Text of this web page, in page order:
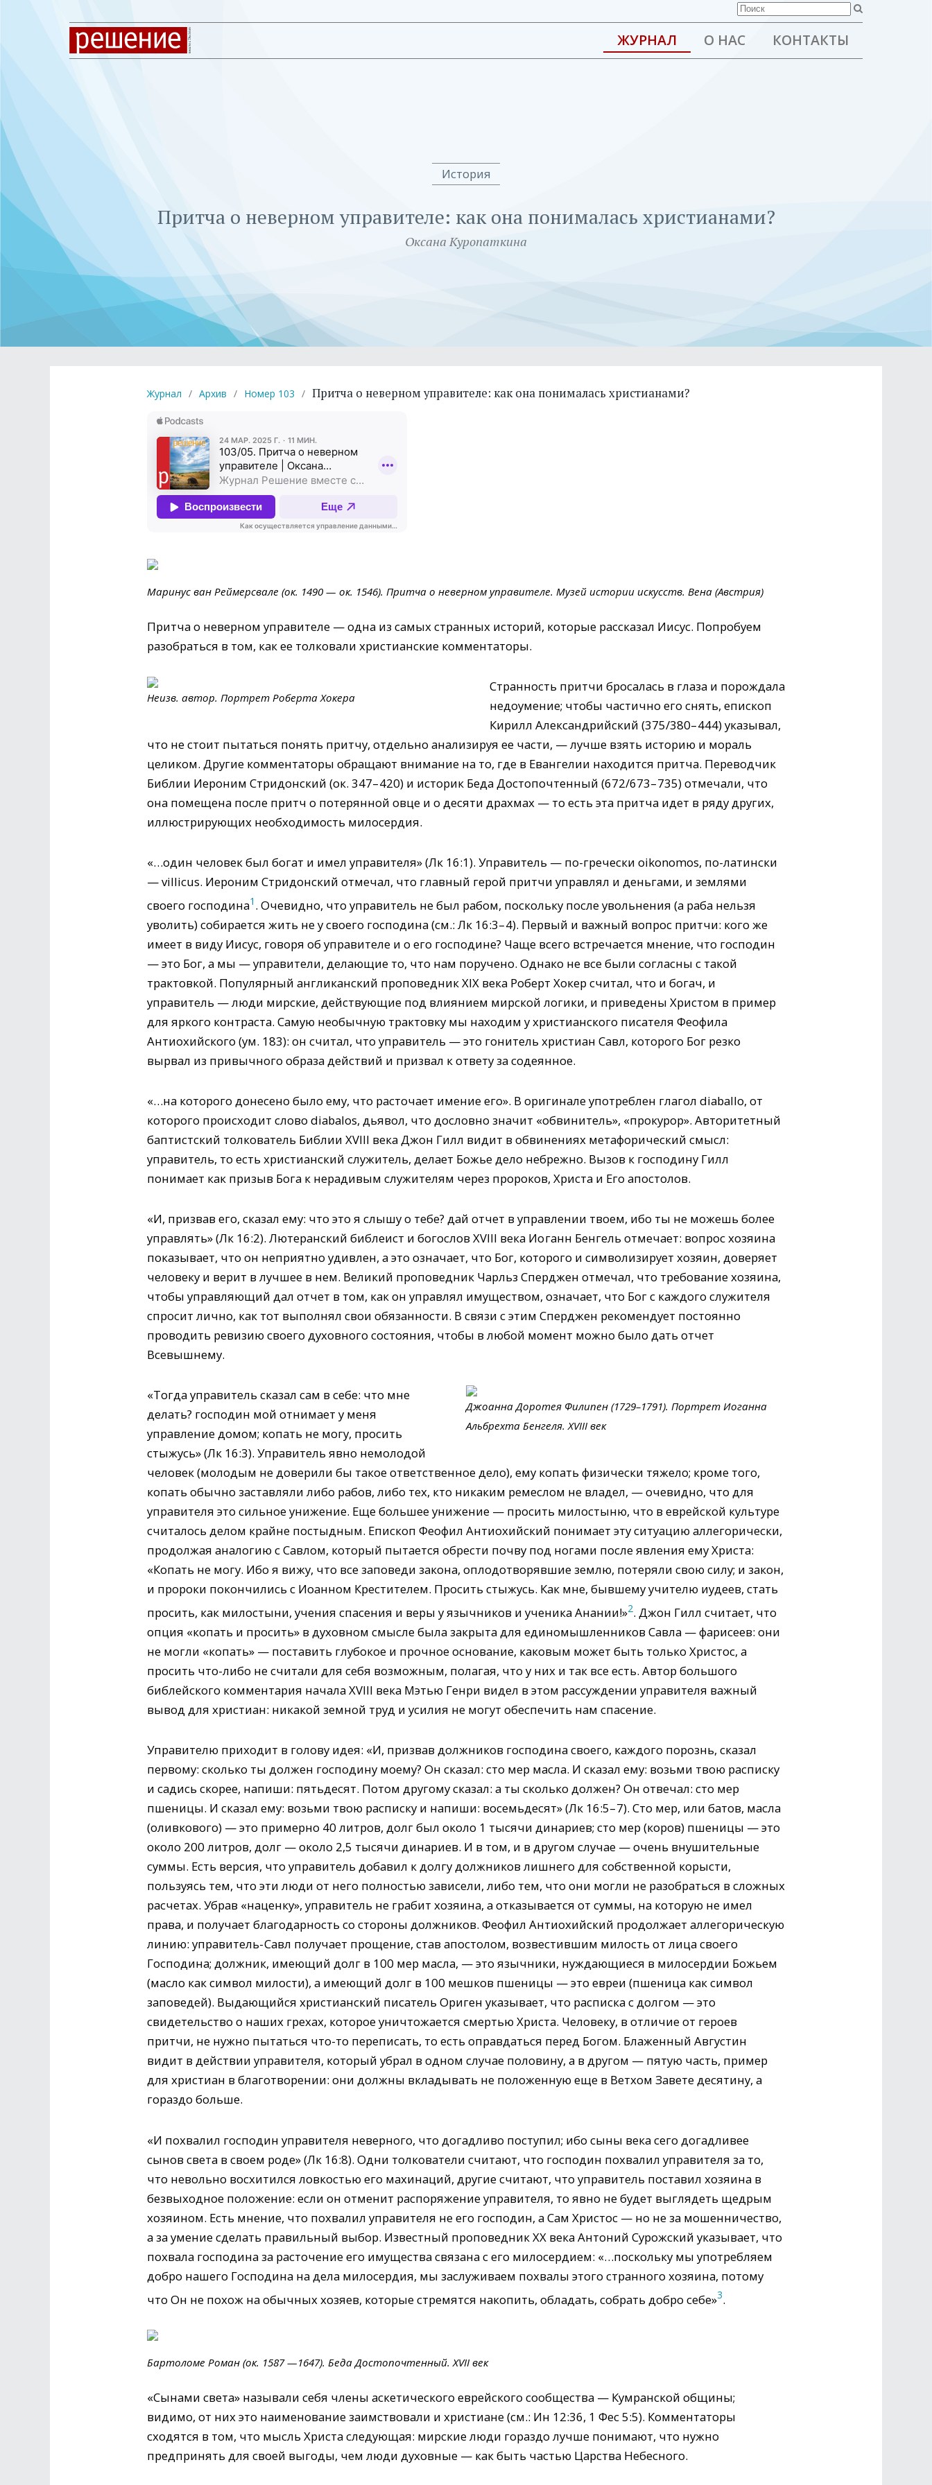
ЖУРНАЛ О НАС КОНТАКТЫ
История
Притча о неверном управителе: как она понималась христианами?
Оксана Куропаткина
Журнал / Архив / Номер 103 / Притча о неверном управителе: как она понималась христианами?
Маринус ван Реймерсвале (ок. 1490 — ок. 1546). Притча о неверном управителе. Музей истории искусств. Вена (Австрия)
Притча о неверном управителе — одна из самых странных историй, которые рассказал Иисус. Попробуем
разобраться в том, как ее толковали христианские комментаторы.
Неизв. автор. Портрет Роберта Хокера
Странность притчи бросалась в глаза и порождала
недоумение; чтобы частично его снять, епископ
Кирилл Александрийский (375/380– 444) указывал,
что не стоит пытаться понять притчу, отдельно анализируя ее части, — лучше взять историю и мораль
целиком. Другие комментаторы обращают внимание на то, где в Евангелии находится притча. Переводчик
Библии Иероним Стридонский (ок. 347– 420) и историк Беда Достопочтенный (672/673– 735) отмечали, что
она помещена после притч о потерянной овце и о десяти драхмах — то есть эта притча идет в ряду других,
иллюстрирующих необходимость милосердия.
«…один человек был богат и имел управителя» (Лк 16:1). Управитель — по-гречески oikonomos, по-латински
— villicus. Иероним Стридонский отмечал, что главный герой притчи управлял и деньгами, и землями
своего господина1 . Очевидно, что управитель не был рабом, поскольку после увольнения (а раба нельзя
уволить) собирается жить не у своего господина (см.: Лк 16:3– 4). Первый и важный вопрос притчи: кого же
имеет в виду Иисус, говоря об управителе и о его гос­подине? Чаще всего встречается мнение, что господин
— это Бог, а мы — управители, делающие то, что нам поручено. Однако не все были согласны с такой
трактовкой. Популярный англиканский проповедник XIX века Роберт Хокер считал, что и богач, и
управитель — люди мирские, действующие под влиянием мирской логики, и приведены Христом в пример
для яркого контраста. Самую необычную трактовку мы находим у христианского писателя Феофила
Антиохийского (ум. 183): он считал, что управитель — это гонитель христиан Савл, которого Бог резко
вырвал из привычного образа действий и призвал к ответу за содеянное.
«…на которого донесено было ему, что расточает имение его». В оригинале употреблен глагол diaballo, от
которого происходит слово diabalos, дьявол, что дословно значит «обвинитель», «прокурор». Авторитетный
баптистский толкователь Библии XVIII века Джон Гилл видит в обвинениях метафорический смысл:
управитель, то есть христианский служитель, делает Божье дело небрежно. Вызов к господину Гилл
понимает как призыв Бога к нерадивым служителям через пророков, Христа и Его апостолов.
«И, призвав его, сказал ему: что это я слышу о тебе? дай отчет в управлении твоем, ибо ты не можешь более
управлять» (Лк 16:2). Лютеранский библеист и богослов XVIII века Ио ганн Бенгель отмечает: вопрос хозяина
показывает, что он неприятно удивлен, а это означает, что Бог, которого и символизирует хозяин, доверяет
человеку и верит в лучшее в нем. Великий проповедник Чарльз Сперджен отмечал, что требование хозяина,
чтобы управляющий дал отчет в том, как он управлял имуществом, означает, что Бог с каждого служителя
спросит лично, как тот выполнял свои обязанности. В связи с этим Сперджен рекомендует постоянно
проводить ревизию своего духовного состояния, чтобы в любой момент можно было дать отчет
Всевышнему.
Джоанна Доротея Филипен (1729–1791). Портрет Иоганна
Альбрехта Бенгеля. XVIII век
«Тогда управитель сказал сам в себе: что мне
делать? господин мой отнимает у меня
управление домом; копать не могу, просить
стыжусь» (Лк 16:3). Управитель явно немолодой
человек (молодым не доверили бы такое ответственное дело), ему копать физически тяжело; кроме того,
копать обычно заставляли либо рабов, либо тех, кто никаким ремеслом не владел, — очевидно, что для
управителя это сильное унижение. Еще большее унижение — просить милостыню, что в еврейской культуре
считалось делом крайне постыдным. Епископ Феофил Антиохийский понимает эту ситуацию аллегорически,
продолжая аналогию с Савлом, который пытается обрести почву под ногами после явления ему Христа:
«Копать не могу. Ибо я вижу, что все заповеди закона, оплодотворявшие землю, потеряли свою силу; и закон,
и пророки покончились с Иоанном Крестителем. Просить стыжусь. Как мне, бывшему учителю иудеев, стать
просить, как милостыни, учения спасения и веры у язычников и ученика Анании!»2. Джон Гилл считает, что
опция «копать и просить» в духовном смысле была закрыта для единомышленников Савла — фарисеев: они
не могли «копать» — поставить глубокое и прочное основание, каковым может быть только Христос, а
просить что-либо не считали для себя возможным, полагая, что у них и так все есть. Автор большого
библейского комментария начала XVIII века Мэтью Генри видел в этом рассуждении управителя важный
вывод для христиан: никакой земной труд и усилия не могут обеспечить нам спасение.
Управителю приходит в голову идея: «И, призвав должников господина своего, каждого порознь, сказал
первому: сколько ты должен господину моему? Он сказал: сто мер масла. И сказал ему: возьми твою расписку
и садись скорее, напиши: пятьдесят. Потом другому сказал: а ты сколько должен? Он отвечал: сто мер
пшеницы. И сказал ему: возьми твою расписку и напиши: восемьдесят» (Лк 16:5– 7). Сто мер, или батов, масла
(оливкового) — это примерно 40 литров, долг был около 1 тысячи динариев; сто мер (коров) пшеницы — это
около 200 литров, долг — около 2,5 тысячи динариев. И в том, и в другом случае — очень внушительные
суммы. Есть версия, что управитель добавил к долгу должников лишнего для собственной корысти,
пользуясь тем, что эти люди от него полностью зависели, либо тем, что они могли не разобраться в сложных
расчетах. Убрав «наценку», управитель не грабит хозяина, а отказывается от суммы, на которую не имел
права, и получает благодарность со стороны должников. Феофил Антиохийский продолжает аллегорическую
линию: управитель- Савл получает прощение, став апостолом, возвестившим милость от лица своего
Господина; должник, имеющий долг в 100 мер масла, — это язычники, нуждающиеся в милосердии Божьем
(масло как символ милости), а имеющий долг в 100 мешков пшеницы — это евреи (пшеница как символ
заповедей). Выдающийся христианский писатель Ориген указывает, что расписка с долгом — это
свидетельство о наших грехах, которое уничтожается смертью Христа. Человеку, в отличие от героев
притчи, не нужно пытаться что-то переписать, то есть оправдаться перед Богом. Блаженный Августин
видит в действии управителя, который убрал в одном случае половину, а в другом — пятую часть, пример
для христиан в благотворении: они должны вкладывать не положенную еще в Ветхом Завете десятину, а
гораздо больше.
«И похвалил господин управителя неверного, что догадливо поступил; ибо сыны века сего догадливее
сынов света в своем роде» (Лк 16:8). Одни толкователи считают, что господин похвалил управителя за то,
что невольно восхитился ловкостью его махинаций, другие считают, что управитель поставил хозяина в
безвыходное положение: если он отменит распоряжение управителя, то явно не будет выглядеть щедрым
хозяином. Есть мнение, что похвалил управителя не его господин, а Сам Христос — но не за мошенничество,
а за умение сделать правильный выбор. Известный проповедник XX века Антоний Сурожский указывает, что
похвала господина за расточение его имущества связана с его милосердием: «…поскольку мы употребляем
добро нашего Господина на дела милосердия, мы заслуживаем похвалы этого странного хозяина, потому
что Он не похож на обычных хозяев, которые стремятся накопить, обладать, собрать добро себе»3.
Бартоломе Роман (ок. 1587 —1647). Беда Достопочтенный. XVII век
«Сынами света» называли себя члены аскетического еврейского сообщества — Кумранской общины;
видимо, от них это наименование заимствовали и христиане (см.: Ин 12:36, 1 Фес 5:5). Комментаторы
сходятся в том, что мысль Христа следующая: мирские люди гораздо лучше понимают, что нужно
предпринять для своей выгоды, чем люди духовные — как быть частью Царства Небесного.